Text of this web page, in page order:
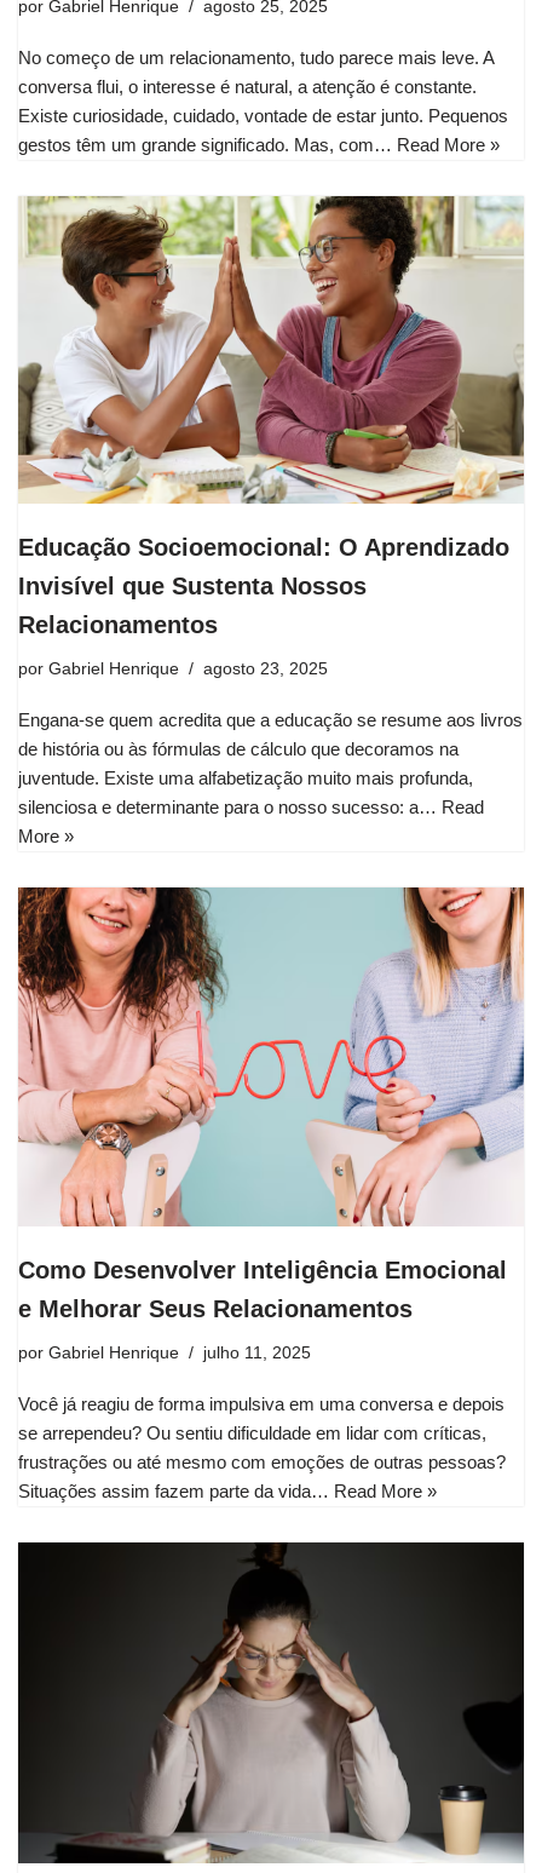
por Gabriel Henrique agosto 25, 2025
No começo de um relacionamento, tudo parece mais leve. A
conversa flui, o interesse é natural, a atenção é constante.
Existe curiosidade, cuidado, vontade de estar junto. Pequenos
gestos têm um grande significado. Mas, com… Read More »
Educação Socioemocional: O Aprendizado
Invisível que Sustenta Nossos
Relacionamentos
por Gabriel Henrique agosto 23, 2025
Engana-se quem acredita que a educação se resume aos livros
de história ou às fórmulas de cálculo que decoramos na
juventude. Existe uma alfabetização muito mais profunda,
silenciosa e determinante para o nosso sucesso: a… Read
More »
Como Desenvolver Inteligência Emocional
e Melhorar Seus Relacionamentos
por Gabriel Henrique julho 11, 2025
Você já reagiu de forma impulsiva em uma conversa e depois
se arrependeu? Ou sentiu dificuldade em lidar com críticas,
frustrações ou até mesmo com emoções de outras pessoas?
Situações assim fazem parte da vida… Read More »